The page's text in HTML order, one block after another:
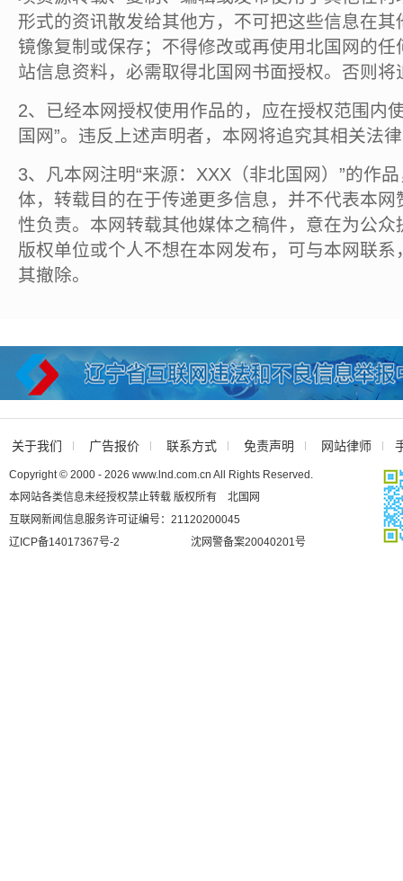
形式的资讯散发给其他方，不可把这些信息在
镜像复制或保存；不得修改或再使用北国网的
站信息资料，必需取得北国网书面授权。否则将
2、已经本网授权使用作品的，应在授权范围内
国网”。违反上述声明者，本网将追究其相关法
3、凡本网注明“来源：XXX（非北国网）”的作
体，转载目的在于传递更多信息，并不代表本
性负责。本网转载其他媒体之稿件，意在为公
版权单位或个人不想在本网发布，可与本网联
其撤除。
关于我们 广告报价 联系方式 免责声明 网站律师
Copyright © 2000 - 2026 www.lnd.com.cn All Rights Reserved.
本网站各类信息未经授权禁止转载 版权所有 北国网
互联网新闻信息服务许可证编号：21120200045
辽ICP备14017367号-2
沈网警备案20040201号